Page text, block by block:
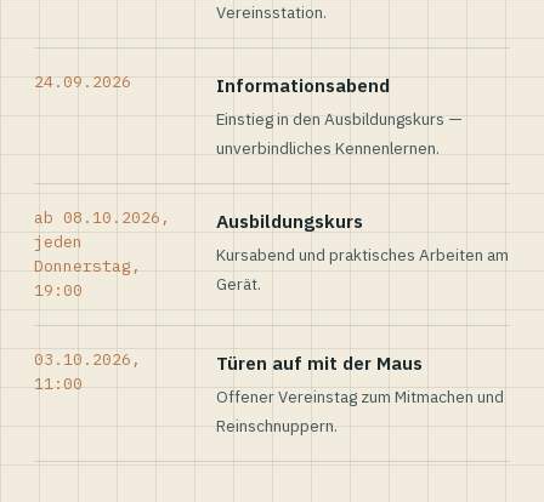
Vereinsstation.
24.09.2026 Informationsabend
Einstieg in den Ausbildungskurs —
unverbindliches Kennenlernen.
ab 08.10.2026,
jeden
Donnerstag,
19:00
Ausbildungskurs
Kursabend und praktisches Arbeiten am
Gerät.
03.10.2026,
11:00
Türen auf mit der Maus
Offener Vereinstag zum Mitmachen und
Reinschnuppern.